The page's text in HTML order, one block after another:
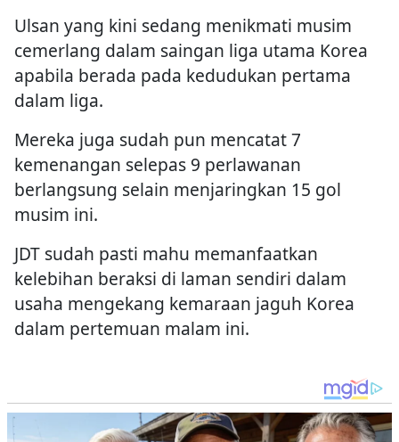
Ulsan yang kini sedang menikmati musim
cemerlang dalam saingan liga utama Korea
apabila berada pada kedudukan pertama
dalam liga.
Mereka juga sudah pun mencatat 7
kemenangan selepas 9 perlawanan
berlangsung selain menjaringkan 15 gol
musim ini.
JDT sudah pasti mahu memanfaatkan
kelebihan beraksi di laman sendiri dalam
usaha mengekang kemaraan jaguh Korea
dalam pertemuan malam ini.